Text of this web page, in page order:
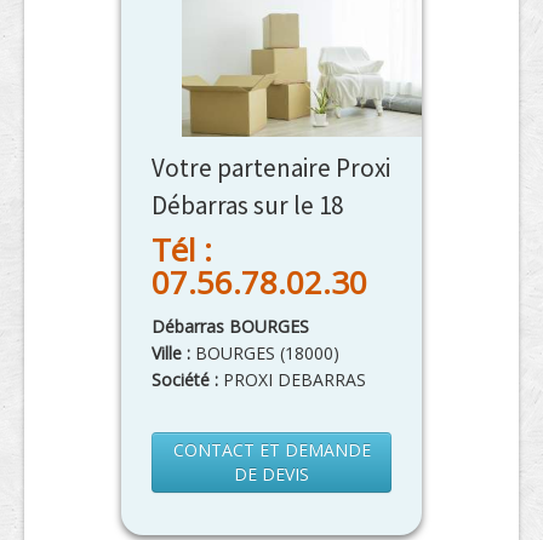
Votre partenaire Proxi
Débarras sur le 18
Tél :
07.56.78.02.30
Débarras BOURGES
Ville : BOURGES (18000)
Société : PROXI DEBARRAS
CONTACT ET DEMANDE
DE DEVIS